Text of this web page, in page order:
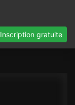
Inscription gratuite